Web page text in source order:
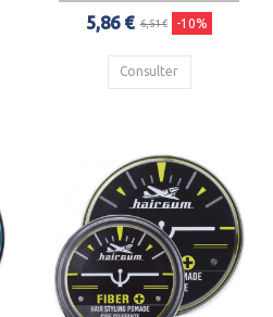
5,86 € 6,51 € -10%
Consulter